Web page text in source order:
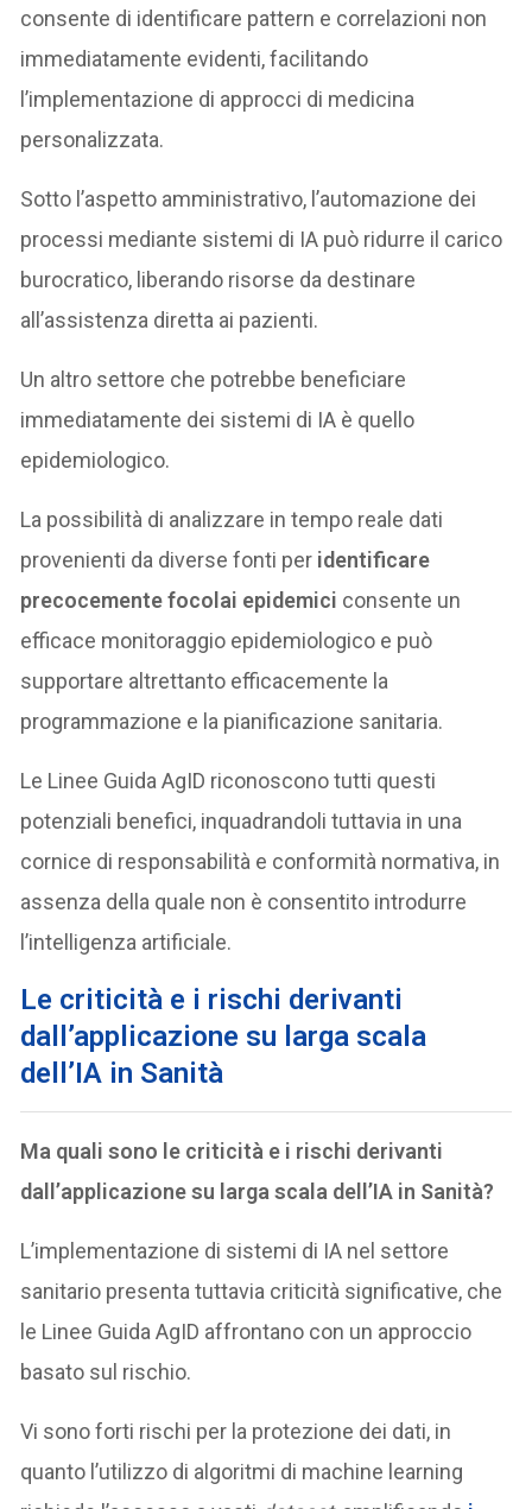
consente di identificare pattern e correlazioni non
immediatamente evidenti, facilitando
l’implementazione di approcci di medicina
personalizzata.
Sotto l’aspetto amministrativo, l’automazione dei
processi mediante sistemi di IA può ridurre il carico
burocratico, liberando risorse da destinare
all’assistenza diretta ai pazienti.
Un altro settore che potrebbe beneficiare
immediatamente dei sistemi di IA è quello
epidemiologico.
La possibilità di analizzare in tempo reale dati
provenienti da diverse fonti per identificare
precocemente focolai epidemici consente un
efficace monitoraggio epidemiologico e può
supportare altrettanto efficacemente la
programmazione e la pianificazione sanitaria.
Le Linee Guida AgID riconoscono tutti questi
potenziali benefici, inquadrandoli tuttavia in una
cornice di responsabilità e conformità normativa, in
assenza della quale non è consentito introdurre
l’intelligenza artificiale.
Le criticità e i rischi derivanti
dall’applicazione su larga scala
dell’IA in Sanità
Ma quali sono le criticità e i rischi derivanti
dall’applicazione su larga scala dell’IA in Sanità?
L’implementazione di sistemi di IA nel settore
sanitario presenta tuttavia criticità significative, che
le Linee Guida AgID affrontano con un approccio
basato sul rischio.
Vi sono forti rischi per la protezione dei dati, in
quanto l’utilizzo di algoritmi di machine learning